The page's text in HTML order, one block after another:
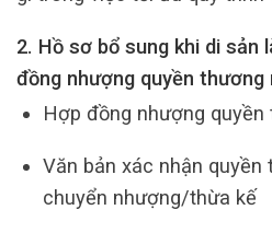
2. Hồ sơ bổ sung khi di sản
đồng nhượng quyền thương
Hợp đồng nhượng
Văn bản xác nhận
chuyển nhượng/thừa kế